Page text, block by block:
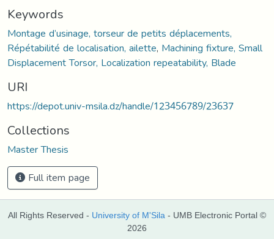
Keywords
Montage d’usinage, torseur de petits déplacements,
Répétabilité de localisation, ailette, Machining fixture, Small
Displacement Torsor, Localization repeatability, Blade
URI
https://depot.univ-msila.dz/handle/123456789/23637
Collections
Master Thesis
Full item page
All Rights Reserved - University of M'Sila - UMB Electronic Portal ©
2026